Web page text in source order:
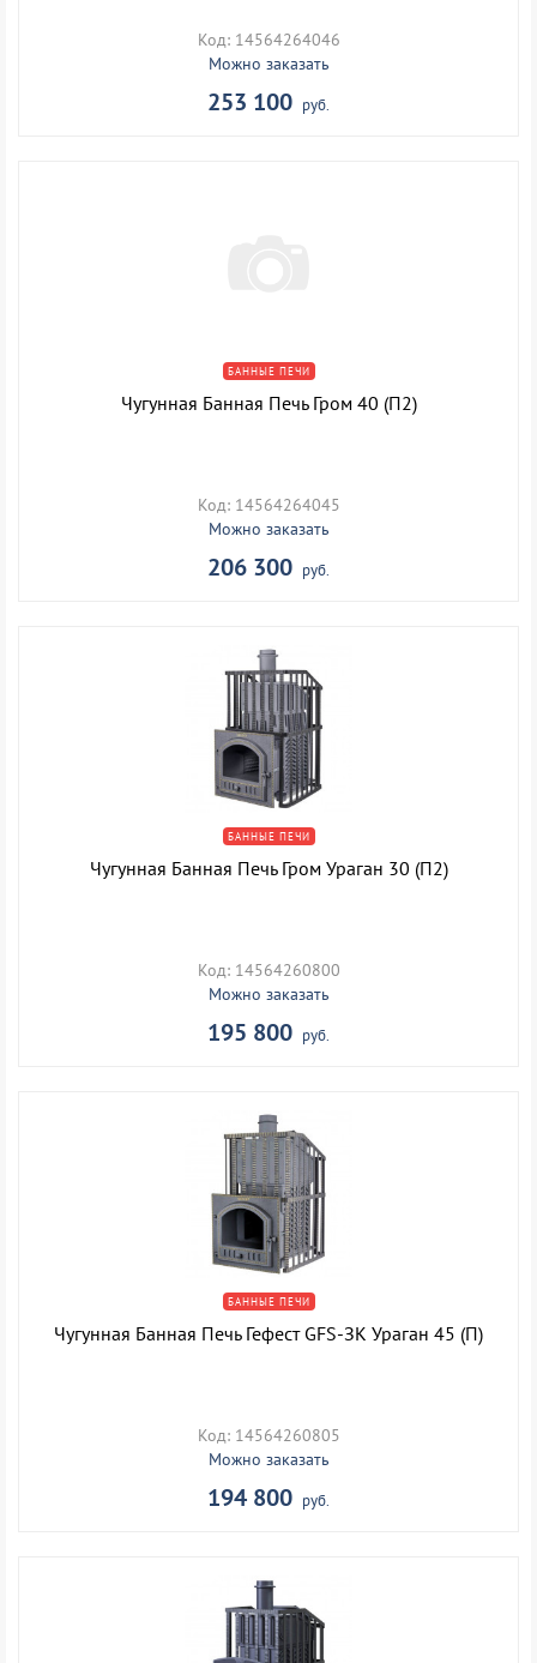
Код: 14564264046
Можно заказать
253 100 руб.
БАННЫЕ ПЕЧИ
Чугунная Банная Печь Гром 40 (П2)
Код: 14564264045
Можно заказать
206 300 руб.
БАННЫЕ ПЕЧИ
Чугунная Банная Печь Гром Ураган 30 (П2)
Код: 14564260800
Можно заказать
195 800 руб.
БАННЫЕ ПЕЧИ
Чугунная Банная Печь Гефест GFS-ЗК Ураган 45 (П)
Код: 14564260805
Можно заказать
194 800 руб.